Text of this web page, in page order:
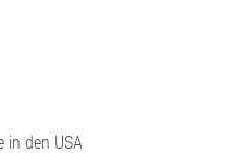
in den USA